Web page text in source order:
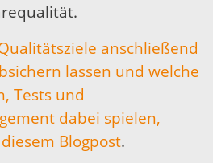
anschließend
lassen und welche
Tests und
dabei spielen,
Blogpost.